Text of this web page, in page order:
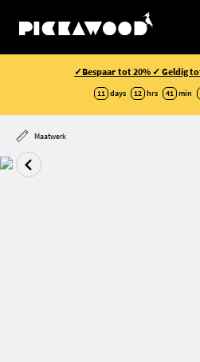
✓Bespaar tot 20% ✓ Geldig
11 days 12 hrs 41 min
Maatwerk